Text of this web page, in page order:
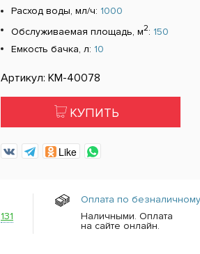
Расход воды, мл/ч: 1000
Обслуживаемая площадь, м2: 150
Емкость бачка, л: 10
Артикул: КМ-40078
КУПИТЬ
Like
131
Оплата по
Наличными. Оплата
на сайте онлайн.